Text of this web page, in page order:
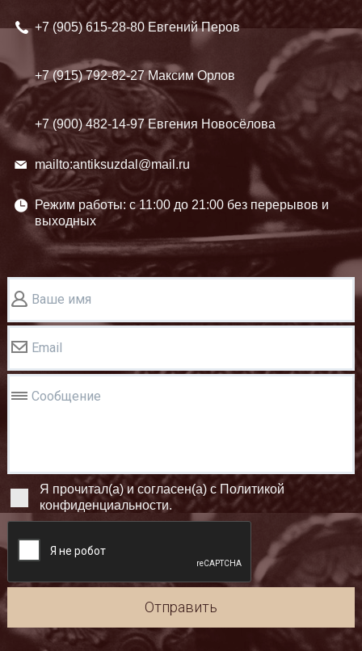
+7 (905)615-28-80 Евгений Перов
+7 (915)792-82-27 Максим Орлов
+7 (900)482-14-97 Евгения Новосёлова
mailto:antiksuzdal@mail.ru
Режим работы: c 11:00 до 21:00 без перерывов и
выходных
Ваше имя
Email
Сообщение
Я прочитал(а) и согласен(а) с Политикой
конфиденциальности.
Отправить